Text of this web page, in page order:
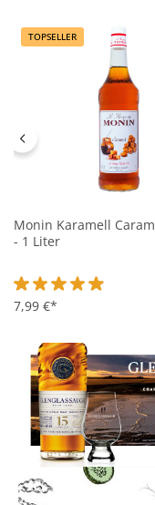
TOPSELLER
Monin Karamell
- 1 Liter
Durchschnittliche
7,99 €*